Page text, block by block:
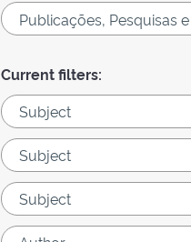
Current filters: